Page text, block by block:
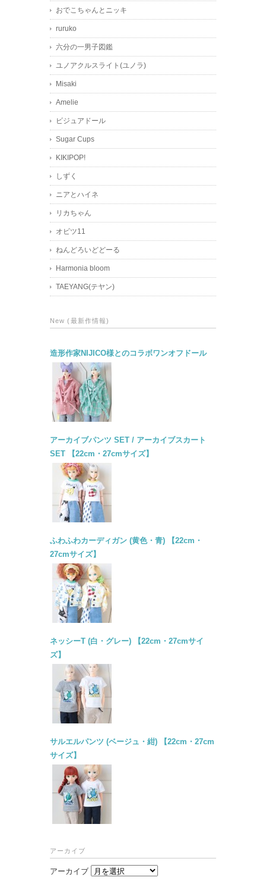
おでこちゃんとニッキ
ruruko
六分の一男子図鑑
ユノアクルスライト(ユノラ)
Misaki
Amelie
ビジュアドール
Sugar Cups
KIKIPOP!
しずく
ニアとハイネ
リカちゃん
オビツ11
ねんどろいどどーる
Harmonia bloom
TAEYANG(テヤン)
New (最新作情報)
造形作家NIJICO様とのコラボワンオフドール
アーカイブパンツ SET / アーカイブスカート
SET 【22cm・27cmサイズ】
ふわふわカーディガン (黄色・青) 【22cm・
27cmサイズ】
ネッシーT (白・グレー) 【22cm・27cmサイ
ズ】
サルエルパンツ (ベージュ・紺) 【22cm・27cm
サイズ】
アーカイブ
アーカイブ